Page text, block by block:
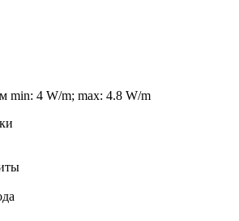
min: 4 W/m; max: 4.8 W/m